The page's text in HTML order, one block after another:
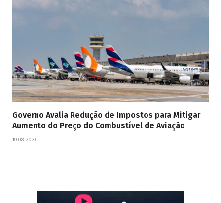
Governo Avalia Redução de Impostos para Mitigar
Aumento do Preço do Combustível de Aviação
19.03.2026